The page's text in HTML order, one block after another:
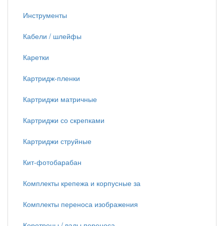
Инструменты
Кабели / шлейфы
Каретки
Картридж-пленки
Картриджи матричные
Картриджи со скрепками
Картриджи струйные
Кит-фотобарабан
Комплекты крепежа и корпусные за
Комплекты переноса изображения